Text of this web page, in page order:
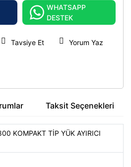
WHATSAPP
DESTEK
Tavsiye Et Yorum Yaz
Taksit Seçenekleri
KOMPAKT TİP YÜK AYIRICI